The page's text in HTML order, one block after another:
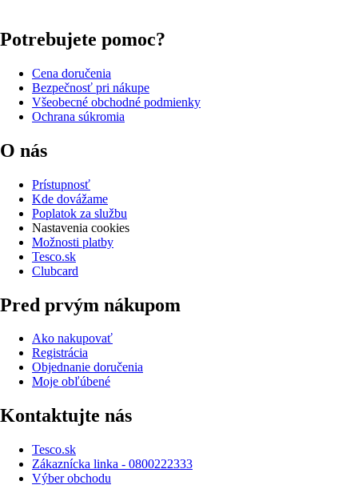
Potrebujete pomoc?
Cena doručenia
Bezpečnosť pri nákupe
Všeobecné obchodné podmienky
Ochrana súkromia
O nás
Prístupnosť
Kde dovážame
Poplatok za službu
Nastavenia cookies
Možnosti platby
Tesco.sk
Clubcard
Pred prvým nákupom
Ako nakupovať
Registrácia
Objednanie doručenia
Moje obľúbené
Kontaktujte nás
Tesco.sk
Zákaznícka linka - 0800222333
Výber obchodu